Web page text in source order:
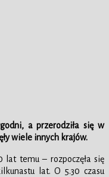
a przerodziła się w
wiele innych krajów.
lat temu – rozpoczęła się
lat. O 5.30 czasu